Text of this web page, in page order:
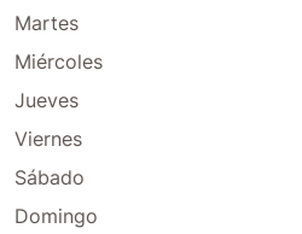
Martes
Miércoles
Jueves
Viernes
Sábado
Domingo